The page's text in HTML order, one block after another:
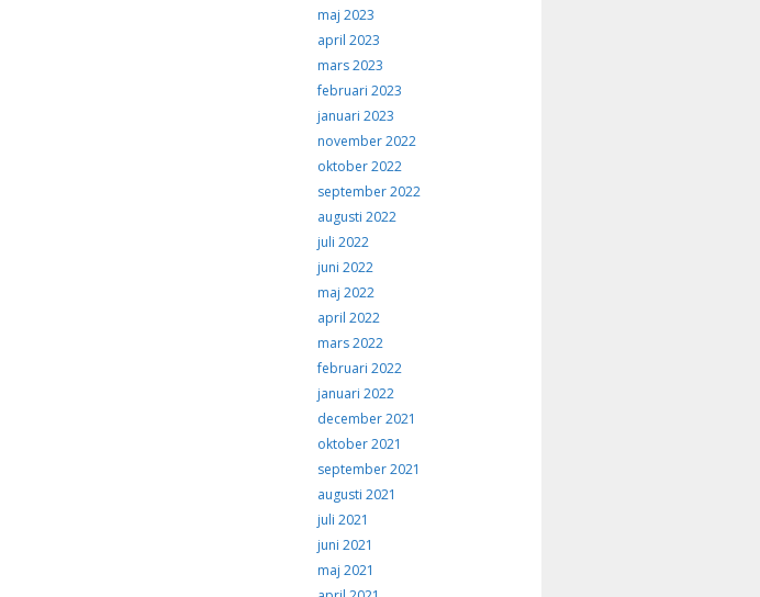
maj 2023
april 2023
mars 2023
februari 2023
januari 2023
november 2022
oktober 2022
september 2022
augusti 2022
juli 2022
juni 2022
maj 2022
april 2022
mars 2022
februari 2022
januari 2022
december 2021
oktober 2021
september 2021
augusti 2021
juli 2021
juni 2021
maj 2021